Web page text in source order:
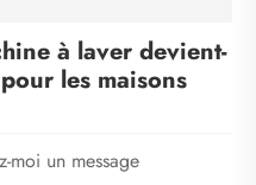
à laver devient-
les maisons
moi un message